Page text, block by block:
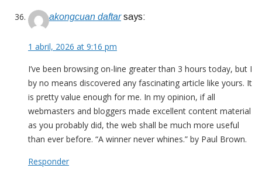
akongcuan daftar says:
1 abril, 2026 at 9:16 pm
I’ve been browsing on-line greater than 3 hours today, but I
by no means discovered any fascinating article like yours. It
is pretty value enough for me. In my opinion, if all
webmasters and bloggers made excellent content material
as you probably did, the web shall be much more useful
than ever before. “A winner never whines.” by Paul Brown.
Responder